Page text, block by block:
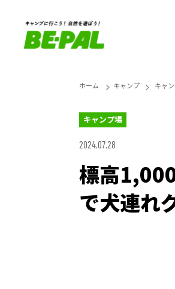
ホーム キャンプ キャ
キャンプ場
2024.07.28
標高
で犬連れ